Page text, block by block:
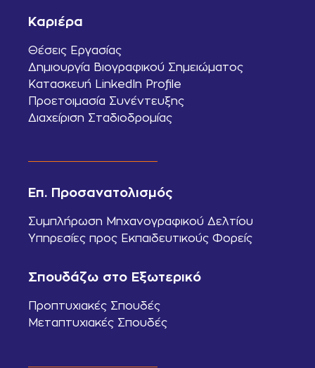
Καριέρα
Θέσεις Εργασίας
Δημιουργία Βιογραφικού Σημειώματος
Κατασκευή LinkedIn Profile
Προετοιμασία Συνέντευξης
Διαχείριση Σταδιοδρομίας
Επ. Προσανατολισμός
Συμπλήρωση Μηχανογραφικού Δελτίου
Υπηρεσίες προς Εκπαιδευτικούς Φορείς
Σπουδάζω στο Εξωτερικό
Προπτυχιακές Σπουδές
Μεταπτυχιακές Σπουδές